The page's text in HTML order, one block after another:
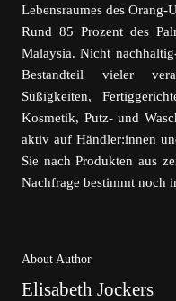
Lebensraumes des Orang-
Rund 85 Prozent des
Malaysia. Nicht
Bestandteil vieler
Süßigkeiten,
Kosmetik, Putz- und
aktiv auf Händler:innen
Sie nach Produkten aus
Nachfrage bestimmt noch
About Author
Elisabeth Jockers